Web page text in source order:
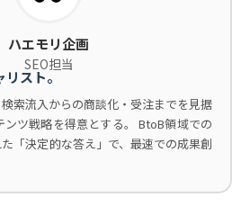
ハエモリ企画
SEO担当
スト。
索流入からの商談化・受注までを見据
ンツ戦略を得意とする。 BtoB領域での
「決定的な答え」で、最速での成果創